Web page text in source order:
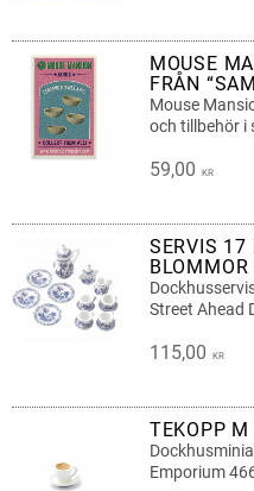
MOUSE
FRÅN
Mouse
och tillbehör i
59,00 KR
SERVIS 17
Street Ahead
115,00 KR
TEKOPP M
Emporium